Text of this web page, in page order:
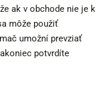
ak v obchode nie je k
môže použiť
umožní prevziať
potvrdíte